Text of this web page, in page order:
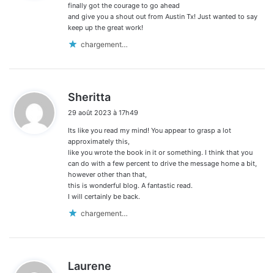
finally got the courage to go ahead
and give you a shout out from Austin Tx! Just wanted to say
keep up the great work!
chargement…
Sheritta
t
:
29 août 2023 à 17h49
Its like you read my mind! You appear to grasp a lot
approximately this,
like you wrote the book in it or something. I think that you
can do with a few percent to drive the message home a bit,
however other than that,
this is wonderful blog. A fantastic read.
I will certainly be back.
chargement…
Laurene